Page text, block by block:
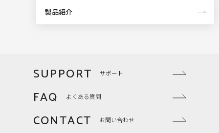
製品紹介
SUPPORT サポート
FAQ よくある質問
CONTACT お問い合わせ